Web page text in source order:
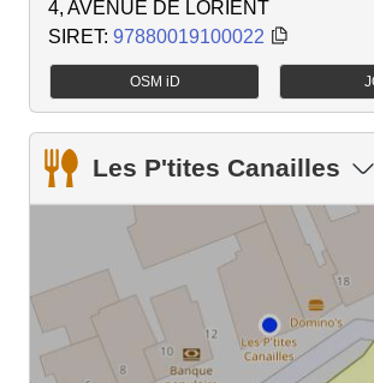
4, AVENUE DE LORIENT
SIRET: 97880019100022
OSM iD
Les P'tites Canailles